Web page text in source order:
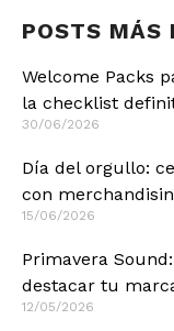
POSTS MÁS
Welcome Packs
la checklist
30/06/2026
Día del orgullo:
con
15/06/2026
Primavera
destacar tu
12/05/2026